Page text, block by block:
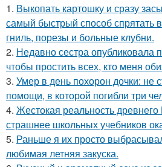
1. Выкопать картошку и сразу
самый быстрый способ спрятать
гниль, порезы и больные клубни.
2. Недавно сестра опубликовала
чтобы простить всех, кто меня
3. Умер в день похорон дочки: не
помощи, в которой погибли три
4. Жестокая реальность
страшнее школьных учебников
5. Раньше я их просто
любимая летняя закуска.